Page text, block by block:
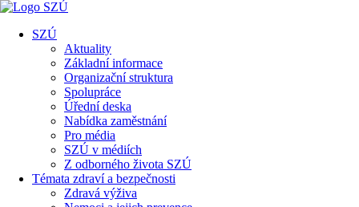
SZÚ
Aktuality
Základní informace
Organizační struktura
Spolupráce
Úřední deska
Nabídka zaměstnání
Pro média
SZÚ v médiích
Z odborného života SZÚ
Témata zdraví a bezpečnosti
Zdravá výživa